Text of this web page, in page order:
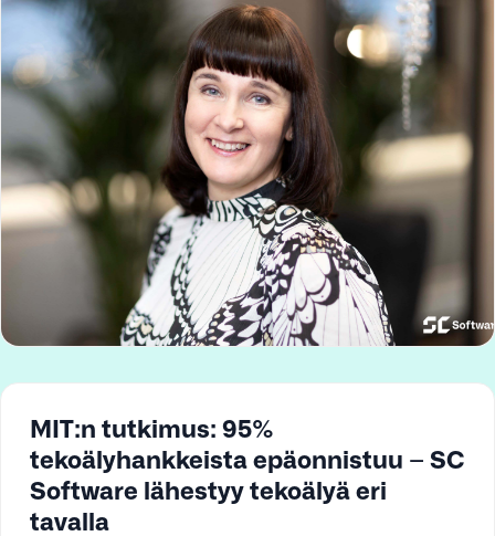
MIT:n tutkimus: 95%
tekoälyhankkeista epäonnistuu – SC
Software lähestyy tekoälyä eri
tavalla